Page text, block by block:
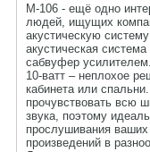
М-106 - ещё одно
людей, ищущих
акустическую
акустическая
сабвуфер
10-ватт – неплохое
кабинета или
прочувствовать всю
звука, поэтому
прослушивания
произведений в